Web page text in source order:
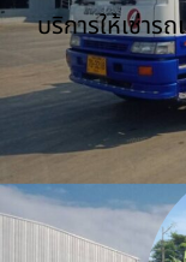
บริการให้เช่าร